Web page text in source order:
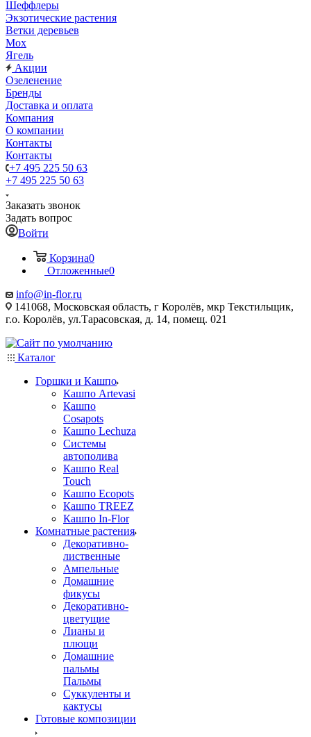
Шеффлеры
Экзотические растения
Ветки деревьев
Мох
Ягель
Акции
Озеленение
Бренды
Доставка и оплата
Компания
О компании
Контакты
Контакты
+7 495 225 50 63
+7 495 225 50 63
Заказать звонок
Задать вопрос
Войти
Корзина0
Отложенные0
info@in-flor.ru
141068, Московская область, г Королёв, мкр Текстильщик,
г.о. Королёв, ул.Тарасовская, д. 14, помещ. 021
Каталог
Горшки и Кашпо
Кашпо Artevasi
Кашпо
Cosapots
Кашпо Lechuza
Системы
автополива
Кашпо Real
Touch
Кашпо Ecopots
Кашпо TREEZ
Кашпо In-Flor
Комнатные растения
Декоративно-
лиственные
Ампельные
Домашние
фикусы
Декоративно-
цветущие
Лианы и
плющи
Домашние
пальмы
Пальмы
Суккуленты и
кактусы
Готовые композиции